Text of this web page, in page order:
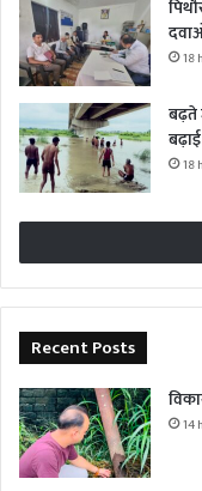
18
बढ़ते
18
Recent Posts
14